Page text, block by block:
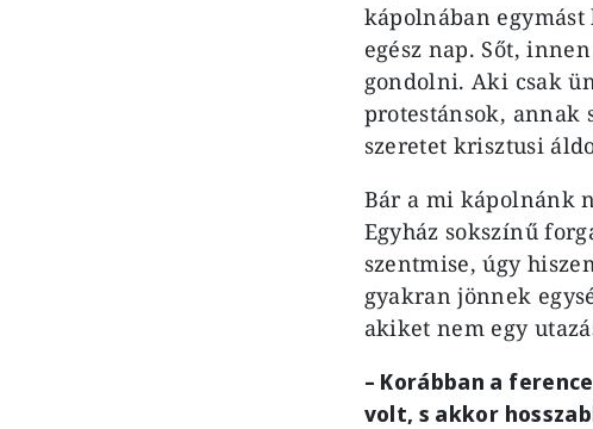
kápolnában
egész nap. Sőt,
gondolni. Aki csak
protestánsok, annak
szeretet krisztusi
Bár a mi kápolnánk
Egyház sokszínű
szentmise, úgy
gyakran jönnek
akiket nem egy
– Korábban a
volt, s akkor